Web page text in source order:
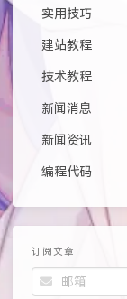
实用技巧
建站教程
技术教程
新闻消息
新闻资讯
编程代码
订阅文章